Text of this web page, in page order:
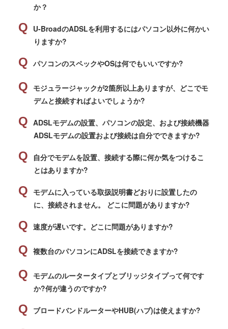
か？
U-BroadのADSLを利用するにはパソコン以外に何かい
りますか?
パソコンのスペックやOSは何でもいいですか?
モジュラージャックが2箇所以上ありますが、どこでモ
デムと接続すればよいでしょうか?
ADSLモデムの設置、パソコンの設定、および接続機器
ADSLモデムの設置および接続は自分でできますか?
自分でモデムを設置、接続する際に何か気をつけるこ
とはありますか?
モデムに入っている取扱説明書どおりに設置したの
に、接続されません。 どこに問題がありますか?
速度が遅いです。どこに問題がありますか?
複数台のパソコンにADSLを接続できますか?
モデムのルータータイプとブリッジタイプって何です
か?何が違うのですか?
ブロードバンドルーターやHUB(ハブ)は使えますか?